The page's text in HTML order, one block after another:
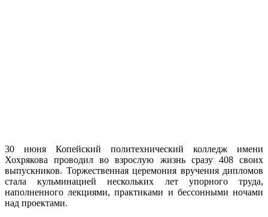
30 июня Копейский политехнический колледж имени
Хохрякова проводил во взрослую жизнь сразу 408 своих
выпускников. Торжественная церемония вручения дипломов
стала кульминацией нескольких лет упорного труда,
наполненного лекциями, практиками и бессонными ночами
над проектами.